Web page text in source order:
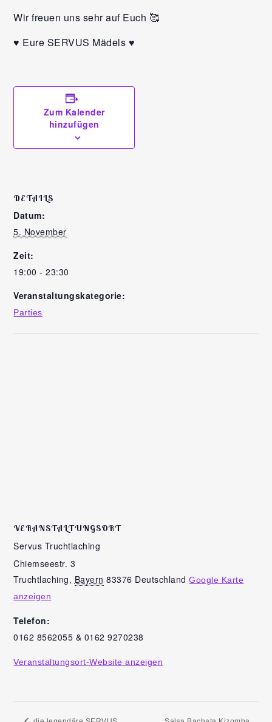
Wir freuen uns sehr auf Euch 🥰
♥️ Eure SERVUS Mädels ♥️
Zum Kalender
hinzufügen
DETAILS
Datum:
5. November
Zeit:
19:00 - 23:30
Veranstaltungskategorie:
Parties
VERANSTALTUNGSORT
Servus Truchtlaching
Chiemseestr. 3
Truchtlaching, Bayern 83376 Deutschland Google Karte
anzeigen
Telefon:
0162 8562055 & 0162 9270238
Veranstaltungsort-Website anzeigen